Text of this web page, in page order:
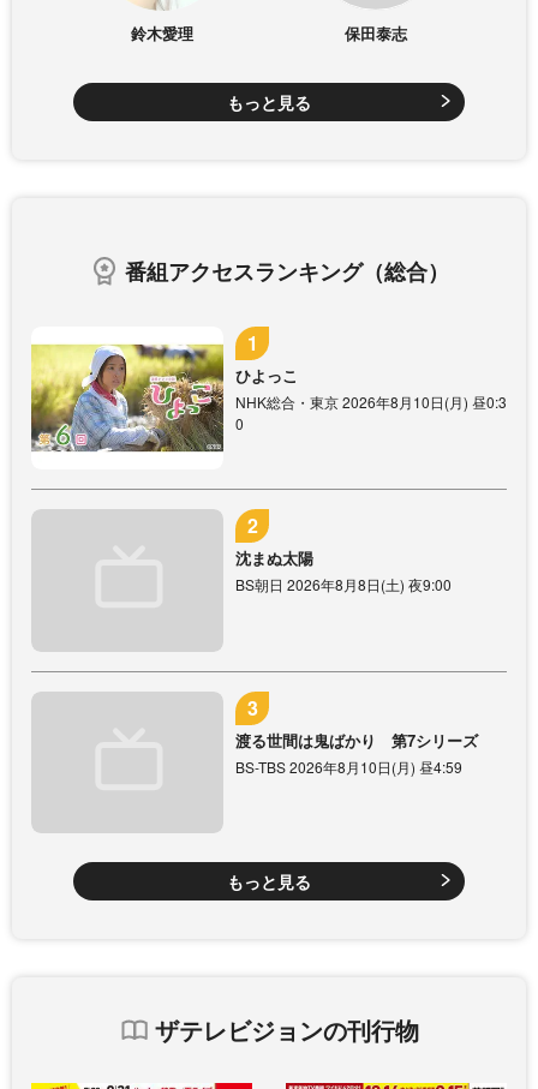
鈴木愛理 保田泰志
もっと見る
番組アクセスランキング（総合）
ひよっこ
NHK総合・東京 2026年8月10日(月) 昼0:3
0
沈まぬ太陽
BS朝日 2026年8月8日(土) 夜9:00
渡る世間は鬼ばかり 第7シリーズ
BS-TBS 2026年8月10日(月) 昼4:59
もっと見る
ザテレビジョンの刊行物